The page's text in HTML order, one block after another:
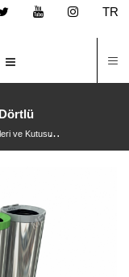
TR
ve Kutusu